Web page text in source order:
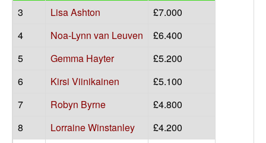
3
Lisa Ashton
£7.000
4
Noa-Lynn van Leuven
£6.400
5
Gemma Hayter
£5.200
6
Kirsi Viinikainen
£5.100
7
Robyn Byrne
£4.800
8
Lorraine Winstanley
£4.200